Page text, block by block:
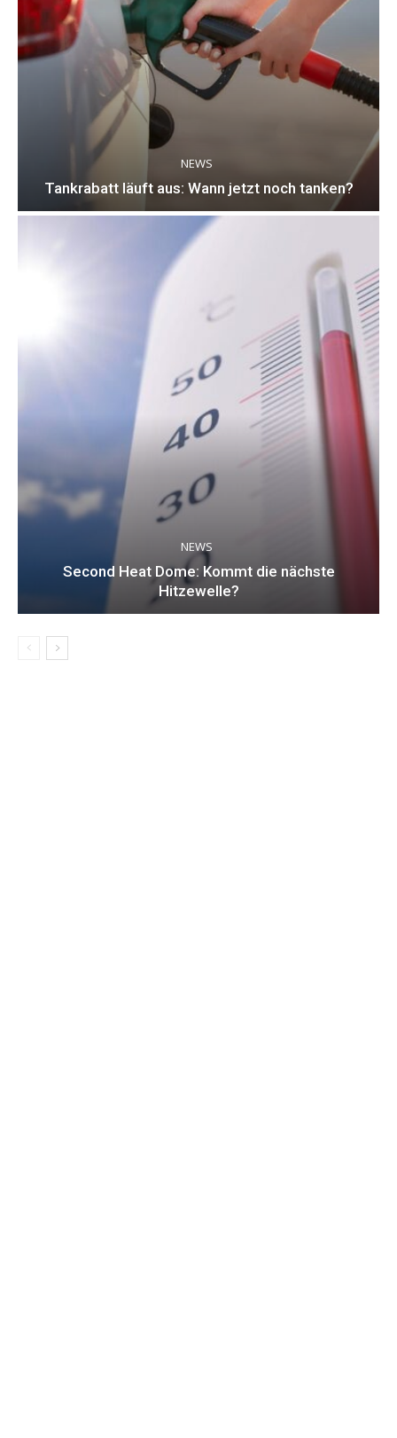
NEWS
Tankrabatt läuft aus: Wann jetzt noch tanken?
NEWS
Second Heat Dome: Kommt die nächste
Hitzewelle?